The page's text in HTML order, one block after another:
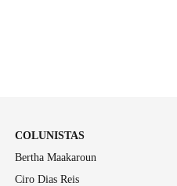
COLUNISTAS
Bertha Maakaroun
Ciro Dias Reis